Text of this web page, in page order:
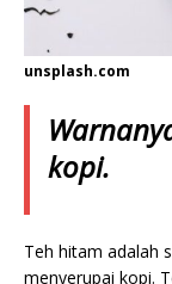
unsplash.com
kopi.
Teh hitam adalah
menyerupai kopi.